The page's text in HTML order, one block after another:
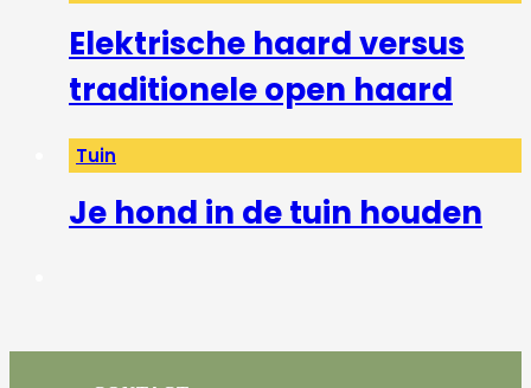
Elektrische haard versus
traditionele open haard
Tuin
Je hond in de tuin houden